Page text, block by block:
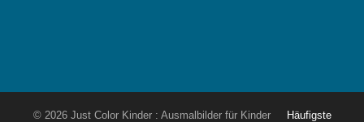
© 2026 Just Color Kinder : Ausmalbilder für Kinder
Häufigste